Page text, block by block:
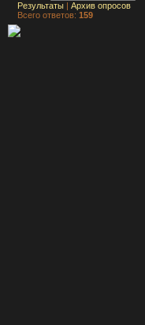
Результаты | Архив опросов
Всего ответов: 159